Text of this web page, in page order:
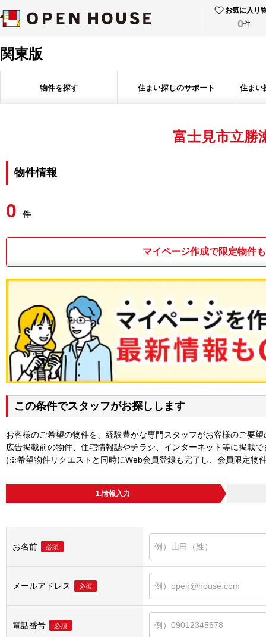
お気に入り
0件
関東版
物件を探す 住まい探しのサポート 住まい
富士見市立勝
物件情報
0 件
マイページ作成で限定物件
この条件でスタッフがお探しします
お客様のご希望の物件を、経験豊かな専門スタッフがお客様のご要望
広告掲載前の物件、住宅情報誌やチラシ、インターネット等に掲載
(※希望物件リクエストと同時にWeb会員登録も完了し、会員限定物
1.情報入力
お名前 必須
メールアドレス 必須
電話番号 必須